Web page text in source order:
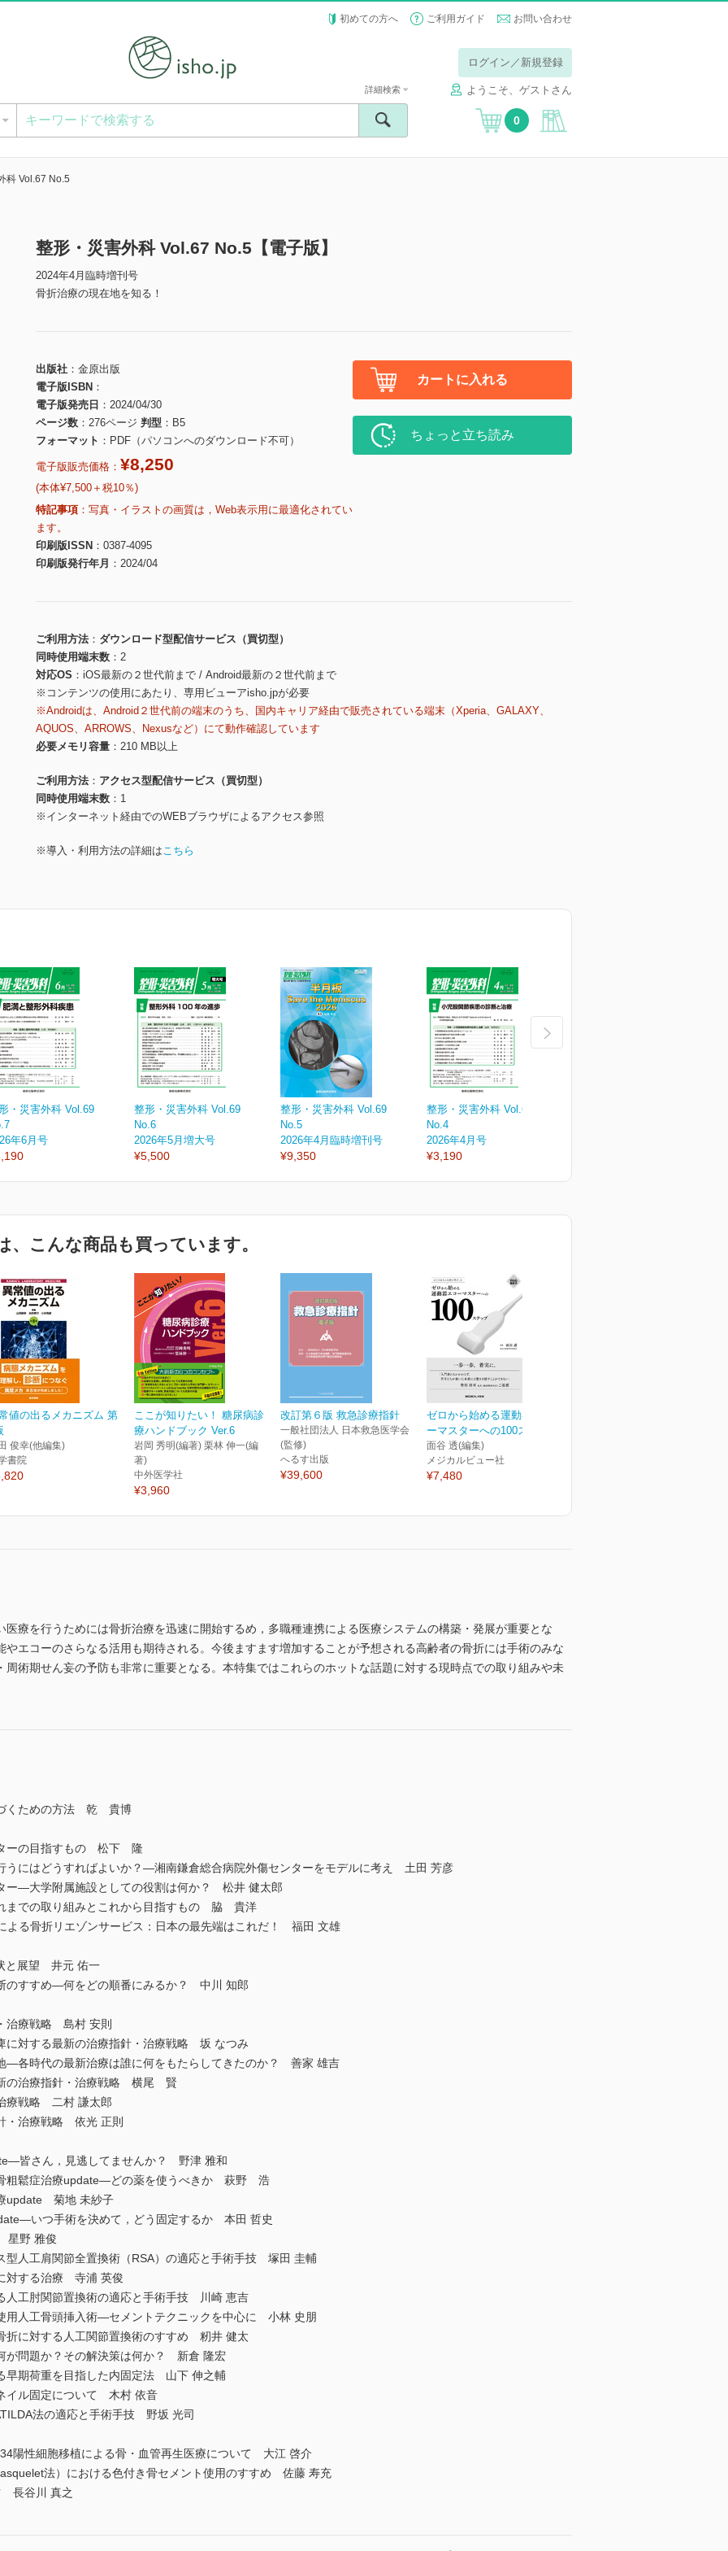
初めての方へ ご利用ガイド お問い合わせ
ログイン／新規登録
ようこそ、ゲストさん
詳細検索
0
科 Vol.67 No.5
整形・災害外科 Vol.67 No.5【電子版】
2024年4月臨時増刊号
骨折治療の現在地を知る！
出版社
金原出版
電子版ISBN
電子版発売日
2024/04/30
ページ数
276ページ 判型
B5
フォーマット
PDF（パソコンへのダウンロード不可）
電子版販売価格： ¥8,250
(本体¥7,500＋税10％)
特記事項
写真・イラストの画質は，Web表示用に最適化されてい
ます。
印刷版ISSN
0387-4095
印刷版発行年月
2024/04
カートに入れる
ちょっと立ち読み
ご利用方法
ダウンロード型配信サービス（買切型）
同時使用端末数
2
対応OS
iOS最新の２世代前まで / Android最新の２世代前まで
※コンテンツの使用にあたり、専用ビューアisho.jpが必要
※Androidは、Android２世代前の端末のうち、国内キャリア経由で販売されている端末（Xperia、GALAXY、
AQUOS、ARROWS、Nexusなど）にて動作確認しています
必要メモリ容量
210 MB以上
ご利用方法
アクセス型配信サービス（買切型）
同時使用端末数
1
※インターネット経由でのWEBブラウザによるアクセス参照
※導入・利用方法の詳細はこちら
・災害外科 Vol.69
年6月号
整形・災害外科 Vol.69
No.6
2026年5月増大号
¥5,500
整形・災害外科 Vol.69
No.5
2026年4月臨時増刊号
¥9,350
整形・災害外科 Vol.69
No.4
2026年4月号
¥3,190
、こんな商品も買っています。
値の出るメカニズム 第
俊幸(他編集)
書院
ここが知りたい！ 糖尿病診
療ハンドブック Ver.6
岩岡 秀明(編著) 栗林 伸一(編
著)
中外医学社
¥3,960
改訂第６版 救急診療指針
一般社団法人 日本救急医学会
(監修)
へるす出版
¥39,600
ゼロから始める運動器エコ
ーマスターへの100ステ...
面谷 透(編集)
メジカルビュー社
¥7,480
療を行うためには骨折治療を迅速に開始するめ，多職種連携による医療システムの構築・発展が重要とな
エコーのさらなる活用も期待される。今後ますます増加することが予想される高齢者の骨折には手術のみな
周術期せん妄の予防も非常に重要となる。本特集ではこれらのホットな話題に対する現時点での取り組みや未
くための方法 乾 貴博
ーの目指すもの 松下 隆
うにはどうすればよいか？―湘南鎌倉総合病院外傷センターをモデルに考え 土田 芳彦
ー―大学附属施設としての役割は何か？ 松井 健太郎
までの取り組みとこれから目指すもの 脇 貴洋
る骨折リエゾンサービス：日本の最先端はこれだ！ 福田 文雄
と展望 井元 佑一
のすすめ―何をどの順番にみるか？ 中川 知郎
治療戦略 島村 安則
に対する最新の治療指針・治療戦略 坂 なつみ
―各時代の最新治療は誰に何をもたらしてきたのか？ 善家 雄吉
の治療指針・治療戦略 横尾 賢
療戦略 二村 謙太郎
・治療戦略 依光 正則
皆さん，見逃してませんか？ 野津 雅和
粗鬆症治療update―どの薬を使うべきか 萩野 浩
update 菊地 未紗子
いつ手術を決めて，どう固定するか 本田 哲史
星野 雅俊
型人工肩関節全置換術（RSA）の適応と手術手技 塚田 圭輔
対する治療 寺浦 英俊
人工肘関節置換術の適応と手術手技 川崎 恵吉
用人工骨頭挿入術―セメントテクニックを中心に 小林 史朋
折に対する人工関節置換術のすすめ 籾井 健太
が問題か？その解決策は何か？ 新倉 隆宏
早期荷重を目指した内固定法 山下 伸之輔
イル固定について 木村 依音
法の適応と手術手技 野坂 光司
陽性細胞移植による骨・血管再生医療について 大江 啓介
法）における色付き骨セメント使用のすすめ 佐藤 寿充
長谷川 真之